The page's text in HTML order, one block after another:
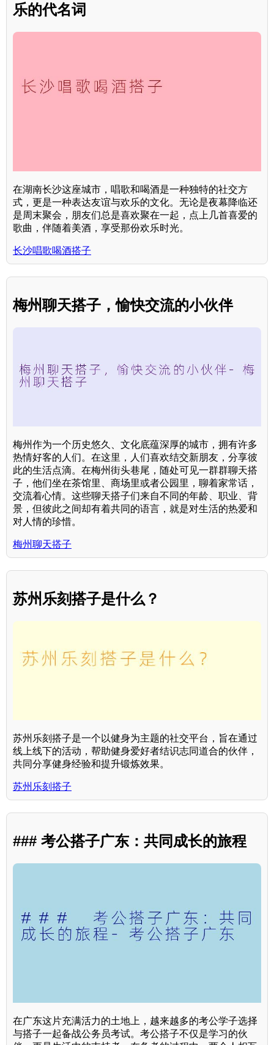
乐的代名词
在湖南长沙这座城市，唱歌和喝酒是一种独特的社交方
式，更是一种表达友谊与欢乐的文化。无论是夜幕降临还
是周末聚会，朋友们总是喜欢聚在一起，点上几首喜爱的
歌曲，伴随着美酒，享受那份欢乐时光。
长沙唱歌喝酒搭子
梅州聊天搭子，愉快交流的小伙伴
梅州作为一个历史悠久、文化底蕴深厚的城市，拥有许多
热情好客的人们。在这里，人们喜欢结交新朋友，分享彼
此的生活点滴。在梅州街头巷尾，随处可见一群群聊天搭
子，他们坐在茶馆里、商场里或者公园里，聊着家常话，
交流着心情。这些聊天搭子们来自不同的年龄、职业、背
景，但彼此之间却有着共同的语言，就是对生活的热爱和
对人情的珍惜。
梅州聊天搭子
苏州乐刻搭子是什么？
苏州乐刻搭子是一个以健身为主题的社交平台，旨在通过
线上线下的活动，帮助健身爱好者结识志同道合的伙伴，
共同分享健身经验和提升锻炼效果。
苏州乐刻搭子
### 考公搭子广东：共同成长的旅程
在广东这片充满活力的土地上，越来越多的考公学子选择
与搭子一起备战公务员考试。考公搭子不仅是学习的伙